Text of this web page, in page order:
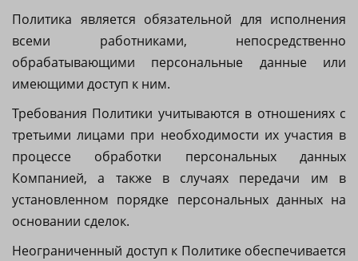
Политика является обязательной для исполнения
всеми работниками, непосредственно
обрабатывающими персональные данные или
имеющими доступ к ним.
Требования Политики учитываются в отношениях с
третьими лицами при необходимости их участия в
процессе обработки персональных данных
Компанией, а также в случаях передачи им в
установленном порядке персональных данных на
основании сделок.
Неограниченный доступ к Политике обеспечивается